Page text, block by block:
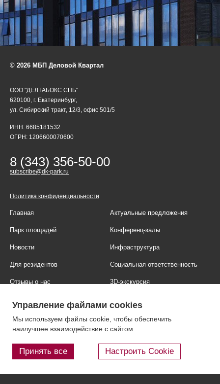
© 2026 МБП Деловой Квартал
ООО "ДЕЛТАБОКС СПБ"
620100, г. Екатеринбург,
ул. Сибирский тракт, 12/3, офис 501/5
ИНН: 6685181532
ОГРН: 1206600070600
8 (343) 356-50-00
subscribe@dk-park.ru
Политика конфиденциальности
Главная Актуальные предложения
Парк площадей Конференц-залы
Новости Инфраструктура
Для резидентов Социальная ответственность
Отзывы о нас 3D-экскурсия
Контакты Блог
Управление файлами cookies
Мы используем файлы cookie, чтобы обеспечить
наилучшее взаимодействие с сайтом.
Принять все Настроить Cookie